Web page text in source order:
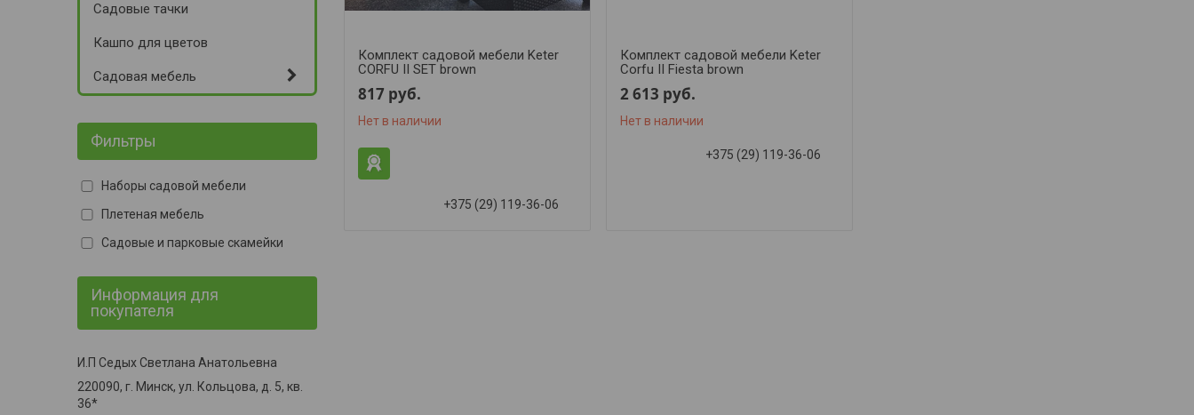
Комплект садовой мебели Keter
CORFU II SET brown
817 руб.
Нет в наличии
+375 (29) 119-36-06
Комплект садовой мебели Keter
Corfu II Fiesta brown
2 613 руб.
Нет в наличии
+375 (29) 119-36-06
Садовые тачки
Кашпо для цветов
Садовая мебель
Фильтры
Наборы садовой мебели
Плетеная мебель
Садовые и парковые скамейки
Информация для
покупателя
И.П Седых Светлана Анатольевна
220090, г. Минск, ул. Кольцова, д. 5, кв.
36*